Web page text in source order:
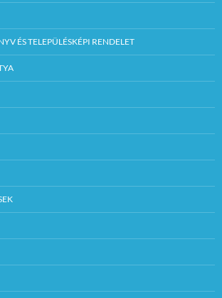
ÉS TELEPÜLÉSKÉPI RENDELET